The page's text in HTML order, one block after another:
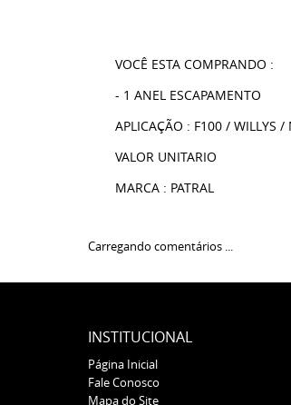
VOCÊ ESTA COMPRANDO :
- 1 ANEL ESCAPAMENTO
APLICAÇÃO : F100 / WILLYS /
VALOR UNITARIO
MARCA : PATRAL
Carregando comentários ...
INSTITUCIONAL
Página Inicial
Fale Conosco
Mapa do Site